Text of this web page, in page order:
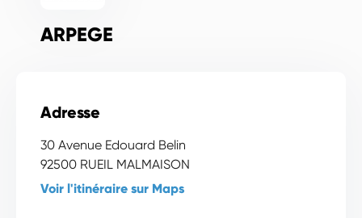
ARPEGE
Adresse
30 Avenue Edouard Belin
92500 RUEIL MALMAISON
Voir l'itinéraire sur Maps